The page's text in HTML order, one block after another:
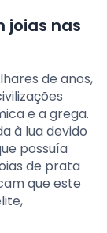
joias nas
de anos,
e a grega.
à lua devido
possuía
de prata
que este